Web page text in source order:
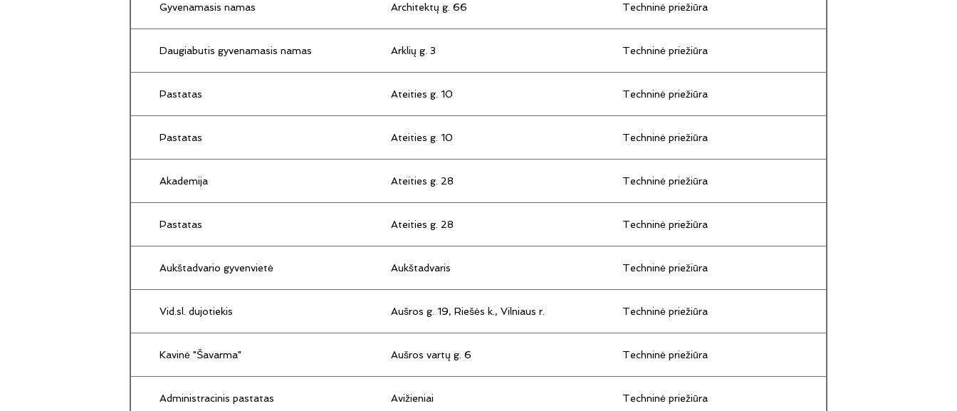
Gyvenamasis namas Architektų g. 66 Techninė priežiūra
Daugiabutis gyvenamasis namas Arklių g. 3 Techninė priežiūra
Pastatas Ateities g. 10 Techninė priežiūra
Pastatas Ateities g. 10 Techninė priežiūra
Akademija Ateities g. 28 Techninė priežiūra
Pastatas Ateities g. 28 Techninė priežiūra
Aukštadvario gyvenvietė Aukštadvaris Techninė priežiūra
Vid.sl. dujotiekis Aušros g. 19, Riešės k., Vilniaus r. Techninė priežiūra
Kavinė "Šavarma" Aušros vartų g. 6 Techninė priežiūra
Administracinis pastatas Avižieniai Techninė priežiūra